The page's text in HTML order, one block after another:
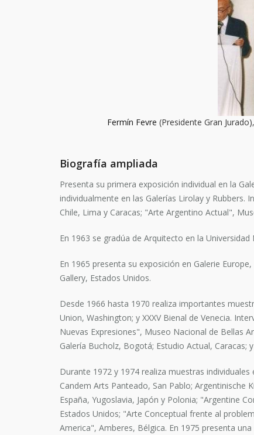
Fermín Fevre (Presidente Gran
Biografía ampliada
Presenta su primera exposición individual en la
individualmente en las Galerías Lirolay y Rubbers.
Chile, Lima y Caracas; "Arte Argentino Actual",
En 1963 se gradúa de Arquitecto en la
En 1965 presenta su exposición en Galerie
Gallery, Estados Unidos.
Desde 1966 hasta 1970 realiza importantes
Union, Washington; y XXXV Bienal de Venecia.
Nuevas Expresiones", Museo Nacional de Bellas
Galería Bucholz, Bogotá; Estudio Actual,
Durante 1972 y 1974 realiza muestras
Candem Arts Panteado, San Pablo;
España, Yugoslavia, Japón y Polonia; "Argentine
Estados Unidos; "Arte Conceptual frente al
America", Amberes, Bélgica. En 1975 presenta